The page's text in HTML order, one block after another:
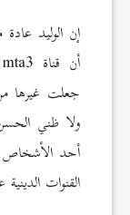
إن الوليد
جعلت غيرها
القنوات